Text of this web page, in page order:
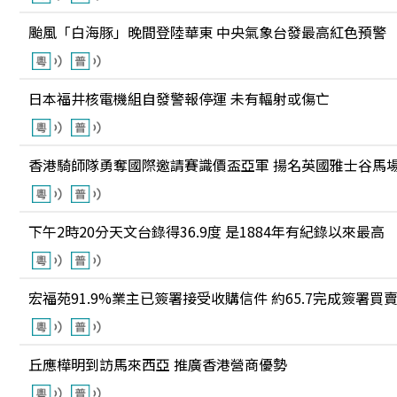
颱風「白海豚」晚間登陸華東 中央氣象台發最高紅色預警
日本福井核電機組自發警報停運 未有輻射或傷亡
香港騎師隊勇奪國際邀請賽識價盃亞軍 揚名英國雅士谷馬
下午2時20分天文台錄得36.9度 是1884年有紀錄以來最高
宏福苑91.9%業主已簽署接受收購信件 約65.7完成簽署買
丘應樺明到訪馬來西亞 推廣香港營商優勢